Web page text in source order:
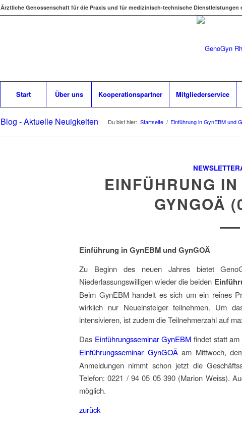
Ärztliche Genossenschaft für die Praxis und für medizinisch-technische Dienstleistungen
Start Über uns Kooperationspartner Mitgliederservice
Blog - Aktuelle Neuigkeiten Du bist hier: Startseite / Einführung in GynEBM und
EINFÜHRUNG
GYNGOÄ
Einführung in GynEBM und GynGOÄ
Zu Beginn des neuen Jahres bietet
Niederlassungswilligen wieder die beiden
Beim GynEBM handelt es sich um ein reines
wirklich nur Neueinsteiger teilnehmen. Um
intensivieren, ist zudem die Teilnehmerzahl auf
Das Einführungsseminar GynEBM findet statt
Einführungsseminar GynGOÄ am Mittwoch,
Anmeldungen nimmt schon jetzt die
Telefon: 0221 / 94 05 05 390 (Marion Weiss).
möglich.
zurück